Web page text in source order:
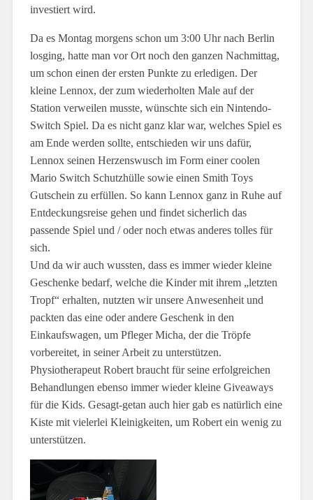
investiert wird.
Da es Montag morgens schon um 3:00 Uhr nach Berlin
losging, hatte man vor Ort noch den ganzen Nachmittag,
um schon einen der ersten Punkte zu erledigen. Der
kleine Lennox, der zum wiederholten Male auf der
Station verweilen musste, wünschte sich ein Nintendo-
Switch Spiel. Da es nicht ganz klar war, welches Spiel es
am Ende werden sollte, entschieden wir uns dafür,
Lennox seinen Herzenswusch im Form einer coolen
Mario Switch Schutzhülle sowie einen Smith Toys
Gutschein zu erfüllen. So kann Lennox ganz in Ruhe auf
Entdeckungsreise gehen und findet sicherlich das
passende Spiel und / oder noch etwas anderes tolles für
sich.
Und da wir auch wussten, dass es immer wieder kleine
Geschenke bedarf, welche die Kinder mit ihrem „letzten
Tropf“ erhalten, nutzten wir unsere Anwesenheit und
packten das eine oder andere Geschenk in den
Einkaufswagen, um Pfleger Micha, der die Tröpfe
vorbereitet, in seiner Arbeit zu unterstützen.
Physiotherapeut Robert braucht für seine erfolgreichen
Behandlungen ebenso immer wieder kleine Giveaways
für die Kids. Gesagt-getan auch hier gab es natürlich eine
Kiste mit vielerlei Kleinigkeiten, um Robert ein wenig zu
unterstützen.